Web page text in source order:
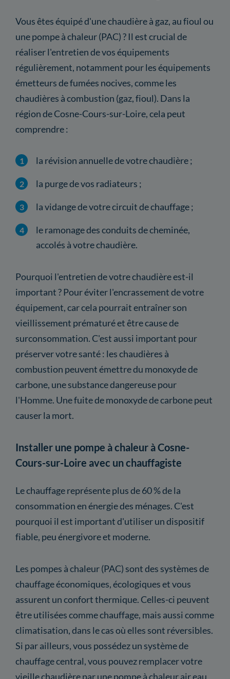
Vous êtes équipé d'une chaudière à gaz, au fioul ou
une pompe à chaleur (PAC) ? Il est crucial de
réaliser l'entretien de vos équipements
régulièrement, notamment pour les équipements
émetteurs de fumées nocives, comme les
chaudières à combustion (gaz, fioul). Dans la
région de Cosne-Cours-sur-Loire, cela peut
comprendre :
la révision annuelle de votre chaudière ;
la purge de vos radiateurs ;
la vidange de votre circuit de chauffage ;
le ramonage des conduits de cheminée,
accolés à votre chaudière.
Pourquoi l'entretien de votre chaudière est-il
important ? Pour éviter l'encrassement de votre
équipement, car cela pourrait entraîner son
vieillissement prématuré et être cause de
surconsommation. C'est aussi important pour
préserver votre santé : les chaudières à
combustion peuvent émettre du monoxyde de
carbone, une substance dangereuse pour
l'Homme. Une fuite de monoxyde de carbone peut
causer la mort.
Installer une pompe à chaleur à Cosne-
Cours-sur-Loire avec un chauffagiste
Le chauffage représente plus de 60 % de la
consommation en énergie des ménages. C'est
pourquoi il est important d'utiliser un dispositif
fiable, peu énergivore et moderne.
Les pompes à chaleur (PAC) sont des systèmes de
chauffage économiques, écologiques et vous
assurent un confort thermique. Celles-ci peuvent
être utilisées comme chauffage, mais aussi comme
climatisation, dans le cas où elles sont réversibles.
Si par ailleurs, vous possédez un système de
chauffage central, vous pouvez remplacer votre
vieille chaudière par une pompe à chaleur air eau